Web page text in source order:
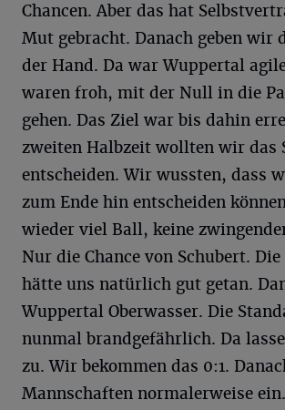
Chancen. Aber das hat
Mut gebracht. Danach geben wir
der Hand. Da war Wuppertal
waren froh, mit der Null in die
gehen. Das Ziel war bis dahin
zweiten Halbzeit wollten wir das
entscheiden. Wir wussten, dass
zum Ende hin entscheiden
wieder viel Ball, keine
Nur die Chance von Schubert.
hätte uns natürlich gut getan.
Wuppertal Oberwasser. Die
nunmal brandgefährlich. Da
zu. Wir bekommen das 0:1.
Mannschaften normalerweise